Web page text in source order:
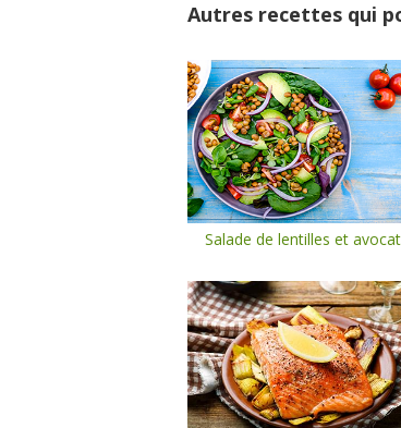
Autres recettes qui
Salade de lentilles et avocat